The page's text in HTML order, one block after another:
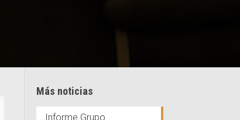
Más noticias
Informe Grupo